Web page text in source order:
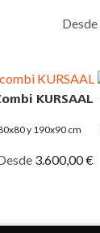
Desde
KURSAAL
y 190x90 cm
3.600,00 €